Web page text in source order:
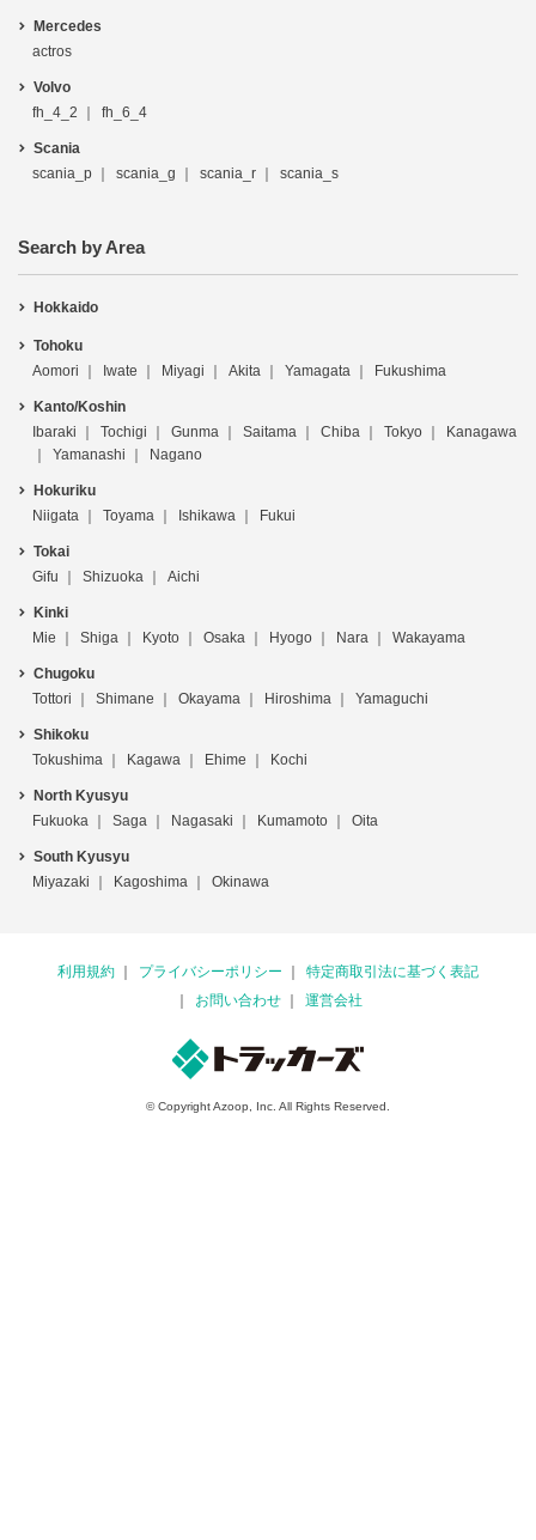
Mercedes
actros
Volvo
fh_4_2
fh_6_4
Scania
scania_p
scania_g scania_r scania_s
Search by Area
Hokkaido
Tohoku
Aomori
Iwate Miyagi Akita Yamagata Fukushima
Kanto/Koshin
Ibaraki
Tochigi Gunma Saitama Chiba Tokyo
Kanagawa
Yamanashi
Nagano
Hokuriku
Niigata
Toyama Ishikawa Fukui
Tokai
Gifu
Shizuoka Aichi
Kinki
Mie
Shiga Kyoto Osaka Hyogo Nara Wakayama
Chugoku
Tottori
Shimane Okayama Hiroshima Yamaguchi
Shikoku
Tokushima
Kagawa Ehime Kochi
North Kyusyu
Fukuoka
Saga Nagasaki Kumamoto Oita
South Kyusyu
Miyazaki
Kagoshima Okinawa
利用規約 プライバシーポリシー
特定商取引法に基づく表記
お問い合わせ
運営会社
© Copyright Azoop, Inc. All Rights Reserved.